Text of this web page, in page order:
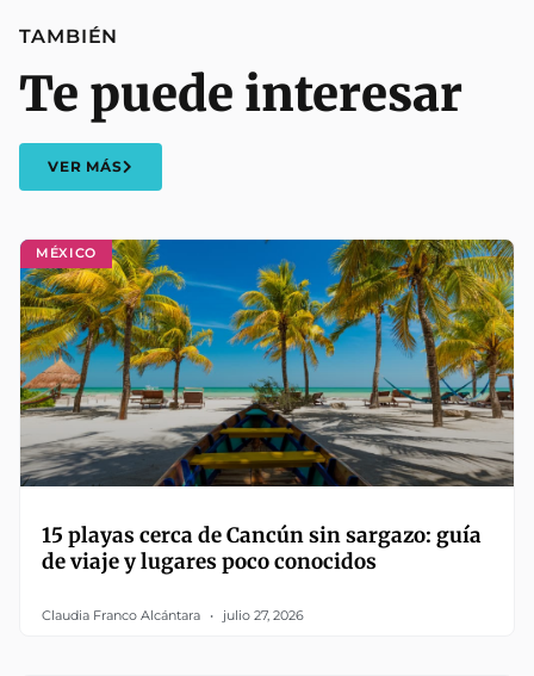
MÉXICO
15 playas cerca de Cancún sin sargazo: guía
de viaje y lugares poco conocidos
Claudia Franco Alcántara julio 27, 2026
TAMBIÉN
Te puede interesar
VER MÁS